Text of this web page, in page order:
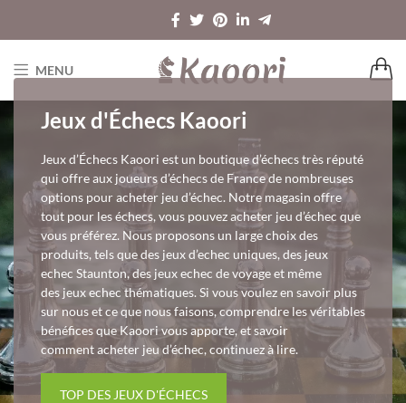
MENU
Jeux d'Échecs Kaoori
Jeux d’Échecs Kaoori est un boutique d’échecs très réputé
qui offre aux joueurs d’échecs de France de nombreuses
options pour acheter jeu d’échec. Notre magasin offre
tout pour les échecs, vous pouvez acheter jeu d’échec que
vous préférez. Nous proposons un large choix des
produits, tels que des jeux d’echec uniques, des jeux
echec Staunton, des jeux echec de voyage et même
des jeux echec thématiques. Si vous voulez en savoir plus
sur nous et ce que nous faisons, comprendre les véritables
bénéfices que Kaoori vous apporte, et savoir
comment acheter jeu d’échec, continuez à lire.
TOP DES JEUX D'ÉCHECS